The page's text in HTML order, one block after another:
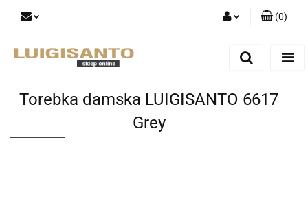
Dodaj zgłoszenie
(0)
Torebka damska LUIGISANTO 6617
Grey